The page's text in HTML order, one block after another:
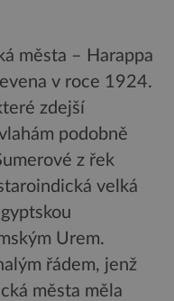
města – Harappa
v roce 1924.
zdejší
podobně
z řek
velká
Urem.
řádem, jenž
města měla